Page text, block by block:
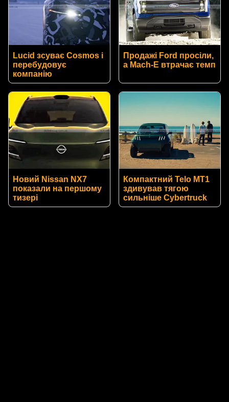
Lucid зсуває Cosmos і
перебудовує
компанію
Продажі Ford просіли,
а Mach-E втрачає темп
Новий Nissan NX7
показали на першому
тизері
Компактний Telo MT1
здивував тягою
сильніше Cybertruck